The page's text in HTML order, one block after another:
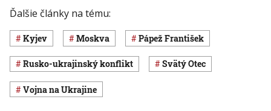
Ďalšie články na tému:
Kyjev Moskva pápež František
rusko-ukrajinský konflikt Svätý Otec
vojna na Ukrajine